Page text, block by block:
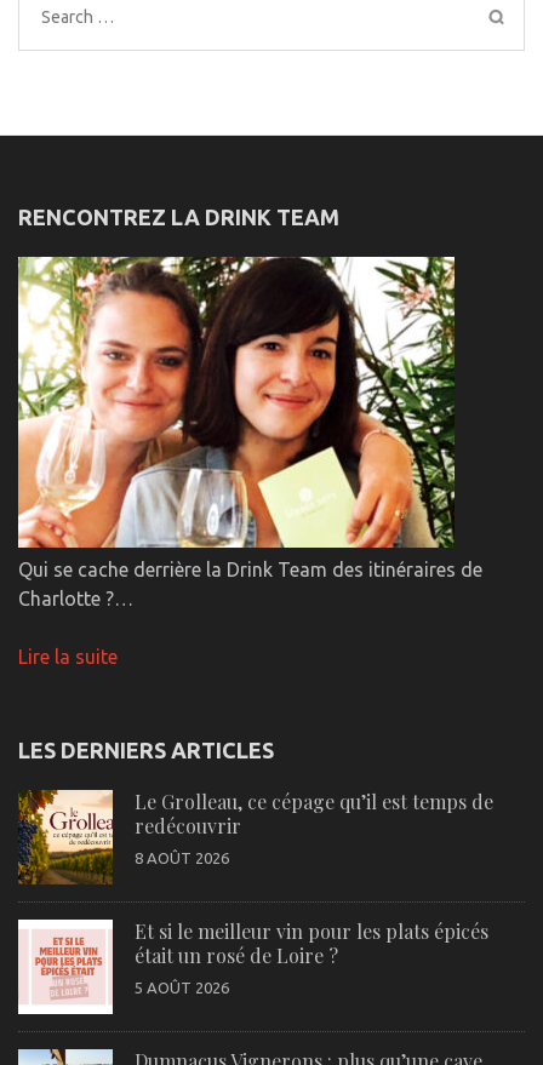
Search
for:
RENCONTREZ LA DRINK TEAM
Qui se cache derrière la Drink Team des itinéraires de
Charlotte ?…
Lire la suite
LES DERNIERS ARTICLES
Le Grolleau, ce cépage qu’il est temps de
redécouvrir
8 AOÛT 2026
Et si le meilleur vin pour les plats épicés
était un rosé de Loire ?
5 AOÛT 2026